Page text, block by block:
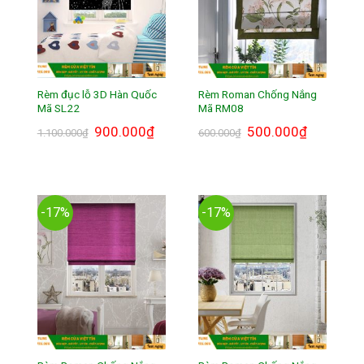
Rèm đục lỗ 3D Hàn Quốc
Mã SL22
1.100.000₫ Giá
gốc
900.000₫Giá
hiện
Rèm Roman Chống Nắng
Mã RM08
600.000₫ Giá
gốc
500.000₫Giá
hiện
-17% -17%